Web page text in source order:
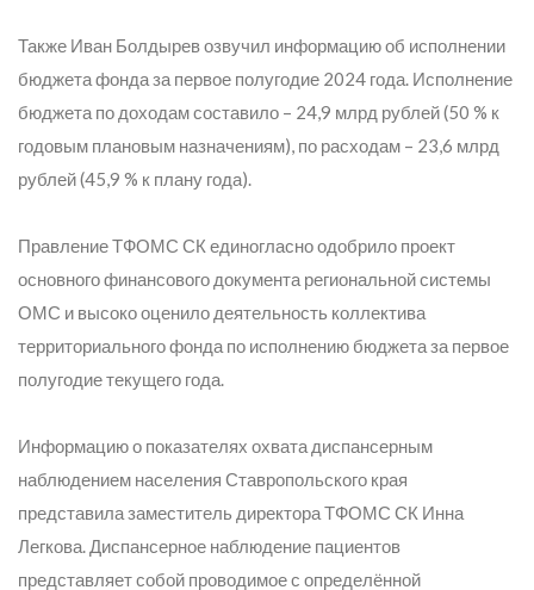
Также Иван Болдырев озвучил информацию об исполнении
бюджета фонда за первое полугодие 2024 года. Исполнение
бюджета по доходам составило – 24,9 млрд рублей (50 % к
годовым плановым назначениям), по расходам – 23,6 млрд
рублей (45,9 % к плану года).
Правление ТФОМС СК единогласно одобрило проект
основного финансового документа региональной системы
ОМС и высоко оценило деятельность коллектива
территориального фонда по исполнению бюджета за первое
полугодие текущего года.
Информацию о показателях охвата диспансерным
наблюдением населения Ставропольского края
представила заместитель директора ТФОМС СК Инна
Легкова. Диспансерное наблюдение пациентов
представляет собой проводимое с определённой